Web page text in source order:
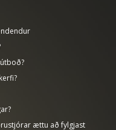
ættu að fylgjast